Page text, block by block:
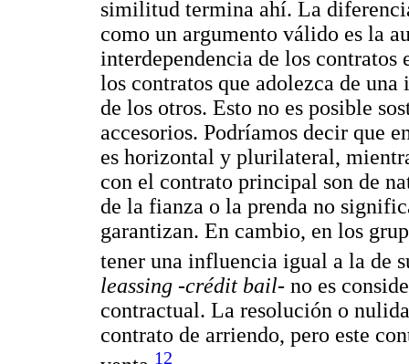
similitud termina ahí. La
como un argumento válido es la
interdependencia de los contratos
los contratos que adolezca de
de los otros. Esto no es posible
accesorios. Podríamos decir que
es horizontal y plurilateral,
con el contrato principal son de
de la fianza o la prenda no
garantizan. En cambio, en los
tener una influencia igual a la de
leassing -crédit bail- no es
contractual. La resolución o
contrato de arriendo, pero este
12